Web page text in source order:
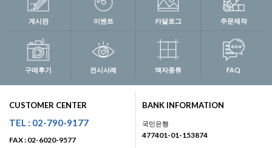
게시판 이벤트 카달로그 주문제작
구매후기 전시사례 액자종류 FAQ
CUSTOMER CENTER
TEL : 02-790-9177
FAX : 02-6020-9577
BANK INFORMATION
국민은행
477401-01-153874